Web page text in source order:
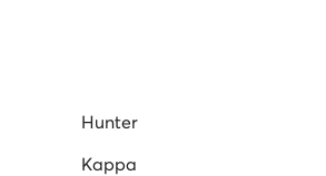
Hunter
Kappa